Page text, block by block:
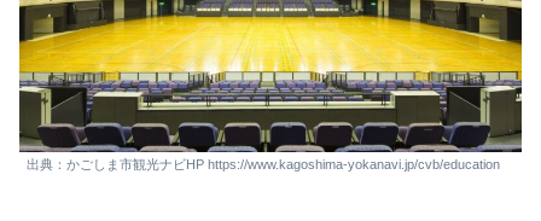
出典：かごしま市観光ナビHP https://www.kagoshima-yokanavi.jp/cvb/education